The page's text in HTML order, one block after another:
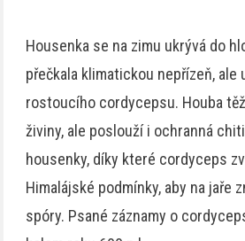
Housenka se na zimu ukrývá do
přečkala klimatickou nepřízeň, ale
rostoucího cordycepsu. Houba
živiny, ale poslouží i ochranná
housenky, díky které cordyceps
Himalájské podmínky, aby na jaře
spóry. Psané záznamy o